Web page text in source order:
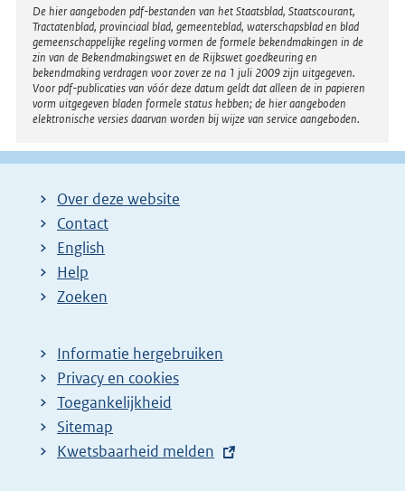
Disclaimer
De hier aangeboden pdf-bestanden van het Staatsblad, Staatscourant,
Tractatenblad, provinciaal blad, gemeenteblad, waterschapsblad en blad
gemeenschappelijke regeling vormen de formele bekendmakingen in de
zin van de Bekendmakingswet en de Rijkswet goedkeuring en
bekendmaking verdragen voor zover ze na 1 juli 2009 zijn uitgegeven.
Voor pdf-publicaties van vóór deze datum geldt dat alleen de in papieren
vorm uitgegeven bladen formele status hebben; de hier aangeboden
elektronische versies daarvan worden bij wijze van service aangeboden.
Over deze website
Contact
English
Help
Zoeken
Informatie hergebruiken
Privacy en cookies
Toegankelijkheid
Sitemap
E
Kwetsbaarheid melden